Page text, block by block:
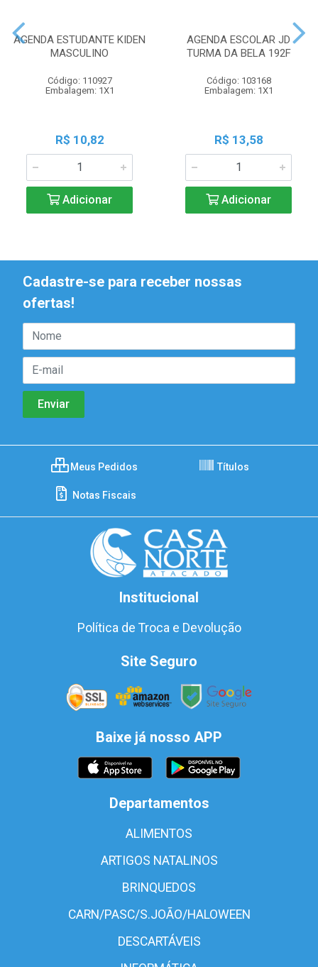
AGENDA ESTUDANTE KIDEN
MASCULINO
Código: 110927
Embalagem: 1X1
R$ 10,82
Adicionar
AGENDA ESCOLAR JD
TURMA DA BELA 192F
Código: 103168
Embalagem: 1X1
R$ 13,58
Adicionar
Cadastre-se para receber nossas
ofertas!
Meus Pedidos Títulos
Notas Fiscais
Institucional
Política de Troca e Devolução
Site Seguro
Baixe já nosso APP
Departamentos
ALIMENTOS
ARTIGOS NATALINOS
BRINQUEDOS
CARN/PASC/S.JOÃO/HALOWEEN
DESCARTÁVEIS